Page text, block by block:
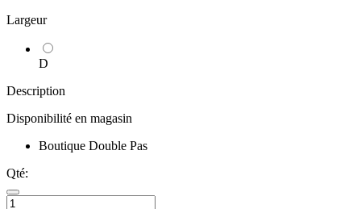
Largeur
D
Description
Disponibilité en magasin
Boutique Double Pas
Qté: